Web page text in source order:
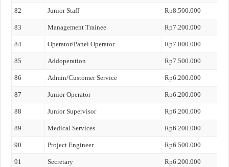
82 Junior Staff Rp8.500.000
83 Management Trainee Rp7.200.000
84 Operator/Panel Operator Rp7.000.000
85 Addoperation Rp7.500.000
86 Admin/Customer Service Rp6.200.000
87 Junior Operator Rp6.200.000
88 Junior Supervisor Rp6.200.000
89 Medical Services Rp6.200.000
90 Project Engineer Rp6.500.000
91 Secretary Rp6.200.000